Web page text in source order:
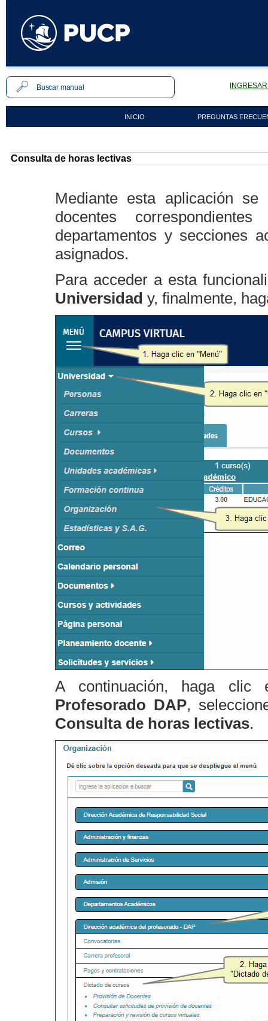
INICIO PREGUNTAS
Consulta de horas lectivas
Mediante esta aplicación
docentes
departamentos y secciones
asignados.
Para acceder a esta
Universidad y, finalmente,
A continuación, haga
Profesorado DAP,
Consulta de horas lectivas.